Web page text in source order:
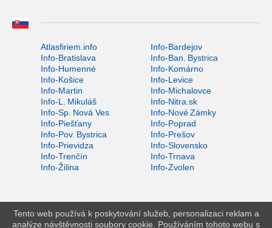
Atlasfiriem.info
Info-Bardejov
Info-Bratislava
Info-Ban. Bystrica
Info-Humenné
Info-Komárno
Info-Košice
Info-Levice
Info-Martin
Info-Michalovce
Info-L. Mikuláš
Info-Nitra.sk
Info-Sp. Nová Ves
Info-Nové Zámky
Info-Piešťany
Info-Poprad
Info-Pov. Bystrica
Info-Prešov
Info-Prievidza
Info-Slovensko
Info-Trenčín
Info-Trnava
Info-Žilina
Info-Zvolen
Tento web používá k poskytování služeb, personalizaci reklam a
analýze návštěvnosti soubory cookie. Používáním tohoto webu s